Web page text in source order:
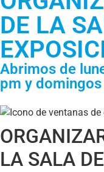
DE LA
Abrimos de
pm y
LA SALA